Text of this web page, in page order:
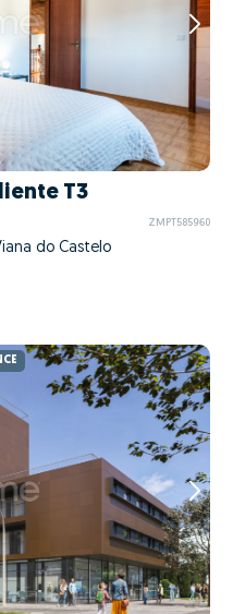
T3
ZMPT585960
do Castelo